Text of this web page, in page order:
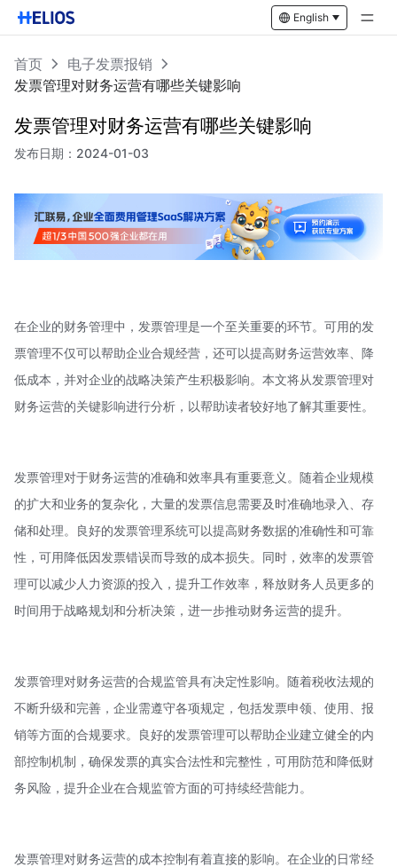
English
首页
电子发票报销
发票管理对财务运营有哪些关键影响
发票管理对财务运营有哪些关键影响
发布日期： 2024-01-03
在企业的财务管理中，发票管理是一个至关重要的环节。可用的发
票管理不仅可以帮助企业合规经营，还可以提高财务运营效率、降
低成本，并对企业的战略决策产生积极影响。本文将从发票管理对
财务运营的关键影响进行分析，以帮助读者较好地了解其重要性。
发票管理对于财务运营的准确和效率具有重要意义。随着企业规模
的扩大和业务的复杂化，大量的发票信息需要及时准确地录入、存
储和处理。良好的发票管理系统可以提高财务数据的准确性和可靠
性，可用降低因发票错误而导致的成本损失。同时，效率的发票管
理可以减少人力资源的投入，提升工作效率，释放财务人员更多的
时间用于战略规划和分析决策，进一步推动财务运营的提升。
发票管理对财务运营的合规监管具有决定性影响。随着税收法规的
不断升级和完善，企业需遵守各项规定，包括发票申领、使用、报
销等方面的合规要求。良好的发票管理可以帮助企业建立健全的内
部控制机制，确保发票的真实合法性和完整性，可用防范和降低财
务风险，提升企业在合规监管方面的可持续经营能力。
发票管理对财务运营的成本控制有着直接的影响。在企业的日常经